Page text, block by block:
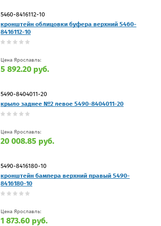
5460-8416112-10
кронштейн облицовки буфера верхний 5460-
8416112-10
Цена Ярославль:
5 892.20 руб.
5490-8404011-20
крыло заднее №2 левое 5490-8404011-20
Цена Ярославль:
20 008.85 руб.
5490-8416180-10
кронштейн бампера верхний правый 5490-
8416180-10
Цена Ярославль:
1 873.60 руб.